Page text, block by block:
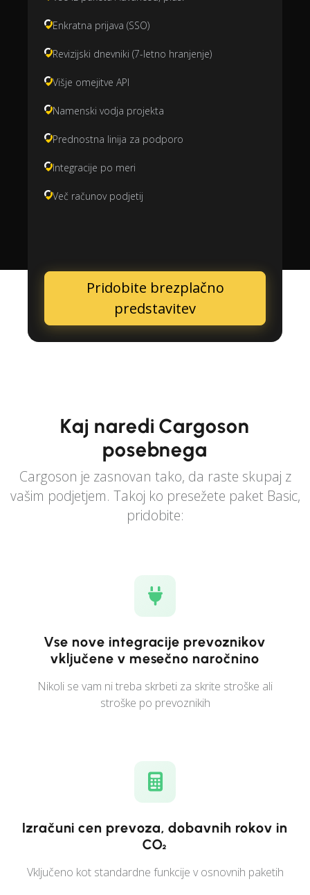
Enkratna prijava (SSO)
Revizijski dnevniki (7-letno hranjenje)
Višje omejitve API
Namenski vodja projekta
Prednostna linija za podporo
Integracije po meri
Več računov podjetij
Pridobite brezplačno
predstavitev
Kaj naredi Cargoson
posebnega
Cargoson je zasnovan tako, da raste skupaj z
vašim podjetjem. Takoj ko presežete paket Basic,
pridobite:
Vse nove integracije prevoznikov
vključene v mesečno naročnino
Nikoli se vam ni treba skrbeti za skrite stroške ali
stroške po prevoznikih
Izračuni cen prevoza, dobavnih rokov in
CO₂
Vključeno kot standardne funkcije v osnovnih paketih